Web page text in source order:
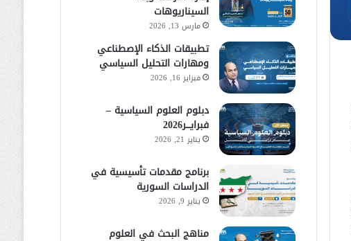
السيناريوهات
مارس 13, 2026
تطبيقات الذكاء الإصطناعي
ومهارات التحليل السياسي
فبراير 16, 2026
دبلوم العلوم السياسية –
فبرايـــر2026
يناير 21, 2026
برنامج مقدمات تأسيسية في
الدراسات السورية
يناير 9, 2026
مناهج البحث في العلوم